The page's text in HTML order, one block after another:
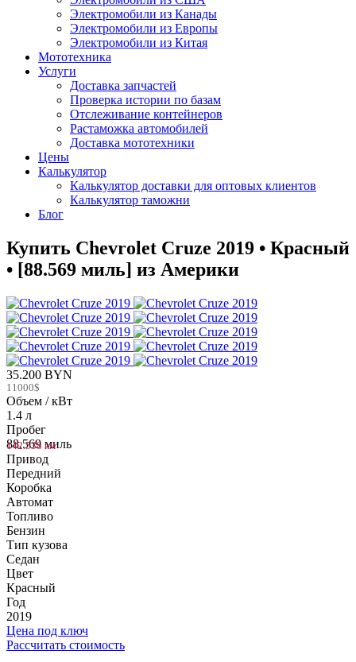
Электромобили из Канады
Электромобили из Европы
Электромобили из Китая
Мототехника
Услуги
Доставка запчастей
Проверка истории по базам
Отслеживание контейнеров
Растаможка автомобилей
Доставка мототехники
Цены
Калькулятор
Калькулятор доставки для оптовых клиентов
Калькулятор таможни
Блог
Купить Chevrolet Cruze 2019 • Красный
• [88.569 миль] из Америки
35.200 BYN
11000$
Объем / кВт
1.4 л
Пробег
88.569 миль
142.538 км
Привод
Передний
Коробка
Автомат
Топливо
Бензин
Тип кузова
Седан
Цвет
Красный
Год
2019
Цена под ключ
Рассчитать стоимость